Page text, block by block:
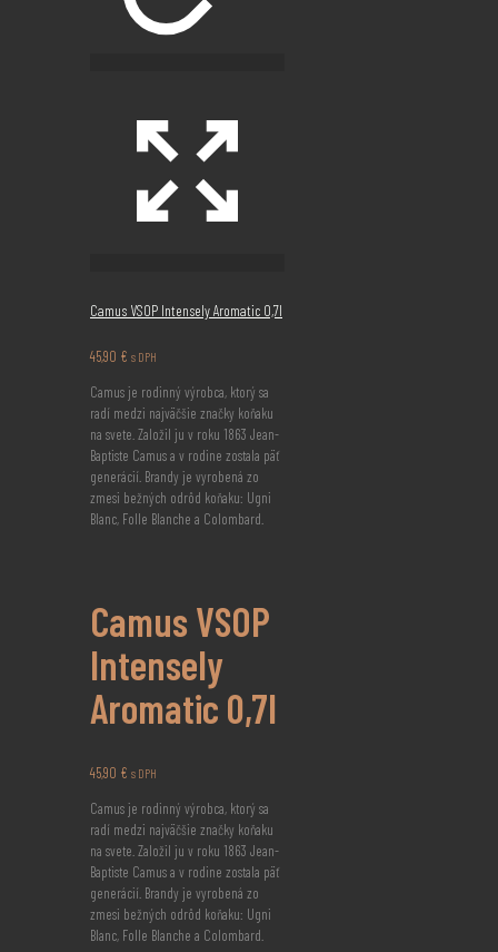
Camus VSOP Intensely Aromatic 0,7l
45,90 € s DPH
Camus je rodinný výrobca, ktorý sa
radí medzi najväčšie značky koňaku
na svete. Založil ju v roku 1863 Jean-
Baptiste Camus a v rodine zostala päť
generácií. Brandy je vyrobená zo
zmesi bežných odrôd koňaku: Ugni
Blanc, Folle Blanche a Colombard.
Camus VSOP
Intensely
Aromatic 0,7l
45,90 € s DPH
Camus je rodinný výrobca, ktorý sa
radí medzi najväčšie značky koňaku
na svete. Založil ju v roku 1863 Jean-
Baptiste Camus a v rodine zostala päť
generácií. Brandy je vyrobená zo
zmesi bežných odrôd koňaku: Ugni
Blanc, Folle Blanche a Colombard.